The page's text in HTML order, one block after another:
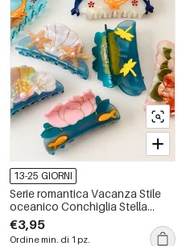
13-25 GIORNI
Serie romantica Vacanza Stile
oceanico Conchiglia Stella
marina Acetato Artigli per capelli
da donna
€3,95
Ordine min. di 1 pz.